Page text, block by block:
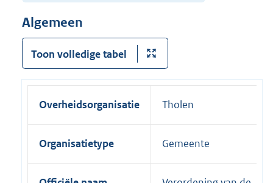
Algemeen
Toon volledige tabel
Overheidsorganisatie Tholen
Organisatietype Gemeente